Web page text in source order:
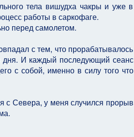
тела вишудха чакры и уже в
работы в саркофаге.
перед самолетом.
с тем, что прорабатывалось
дня. И каждый последующий сеанс
с собой, именно в силу того что
с Севера, у меня случился прорыв